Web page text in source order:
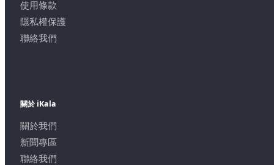
使用條款
隱私權保護
聯絡我們
關於 iKala
關於我們
新聞專區
聯絡我們